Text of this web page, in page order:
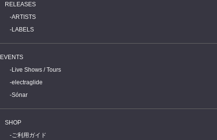
RELEASES
ARTISTS
LABELS
EVENTS
Live Shows / Tours
electraglide
Sónar
SHOP
ご利用ガイド